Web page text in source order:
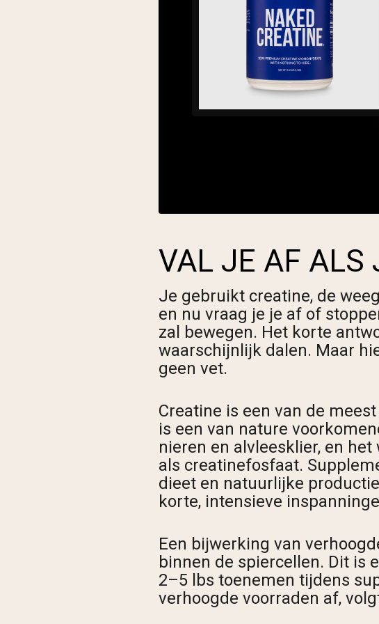
VAL JE AF ALS
Je gebruikt creatine, de
en nu vraag je je af of
zal bewegen. Het korte
waarschijnlijk dalen. Maar
geen vet.
Creatine is een van de
is een van nature
nieren en alvleesklier, en
als creatinefosfaat.
dieet en natuurlijke
korte, intensieve
Een bijwerking van
binnen de spiercellen. Dit is
2–5 lbs toenemen tijdens
verhoogde voorraden af,